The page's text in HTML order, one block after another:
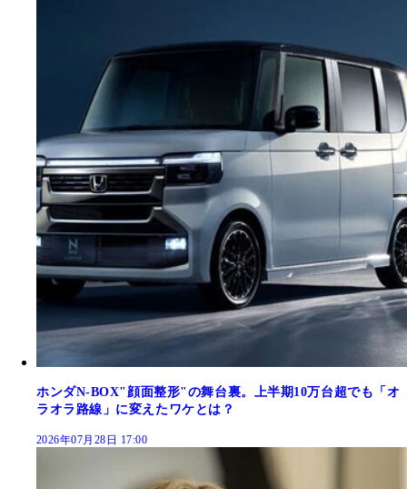
ホンダN-BOX"顔面整形"の舞台裏。上半期10万台超でも「オ
ラオラ路線」に変えたワケとは？
2026年07月28日 17:00